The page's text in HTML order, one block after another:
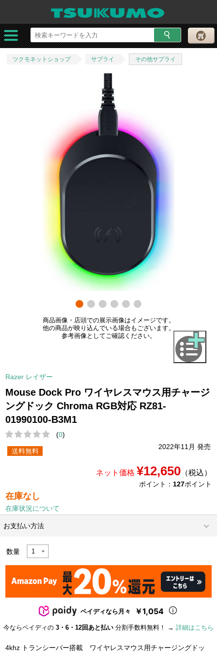
ツクモネットショップ サプライ その他サプライ
商品画像・店頭での展示画像はイメージです。
他の商品が映り込んでいる場合もございます。
参考画像としてご確認ください。
Razer レイザー
Mouse Dock Pro ワイヤレスマウス用チャージ
ングドック Chroma RGB対応 RZ81-
01990100-B3M1
(0)
2022年11月 発売
送料無料
ネット価格 ¥12,650（税込）
ポイント： 127ポイント
在庫なし
在庫状況について
お支払い方法
数量
ペイディなら月々 ￥1,054
今ならペイディの 3・6・12回あと払い 分割手数料無料！ → 詳細はこちら
4khz トランシーバー搭載 ワイヤレスマウス用チャージングドッ